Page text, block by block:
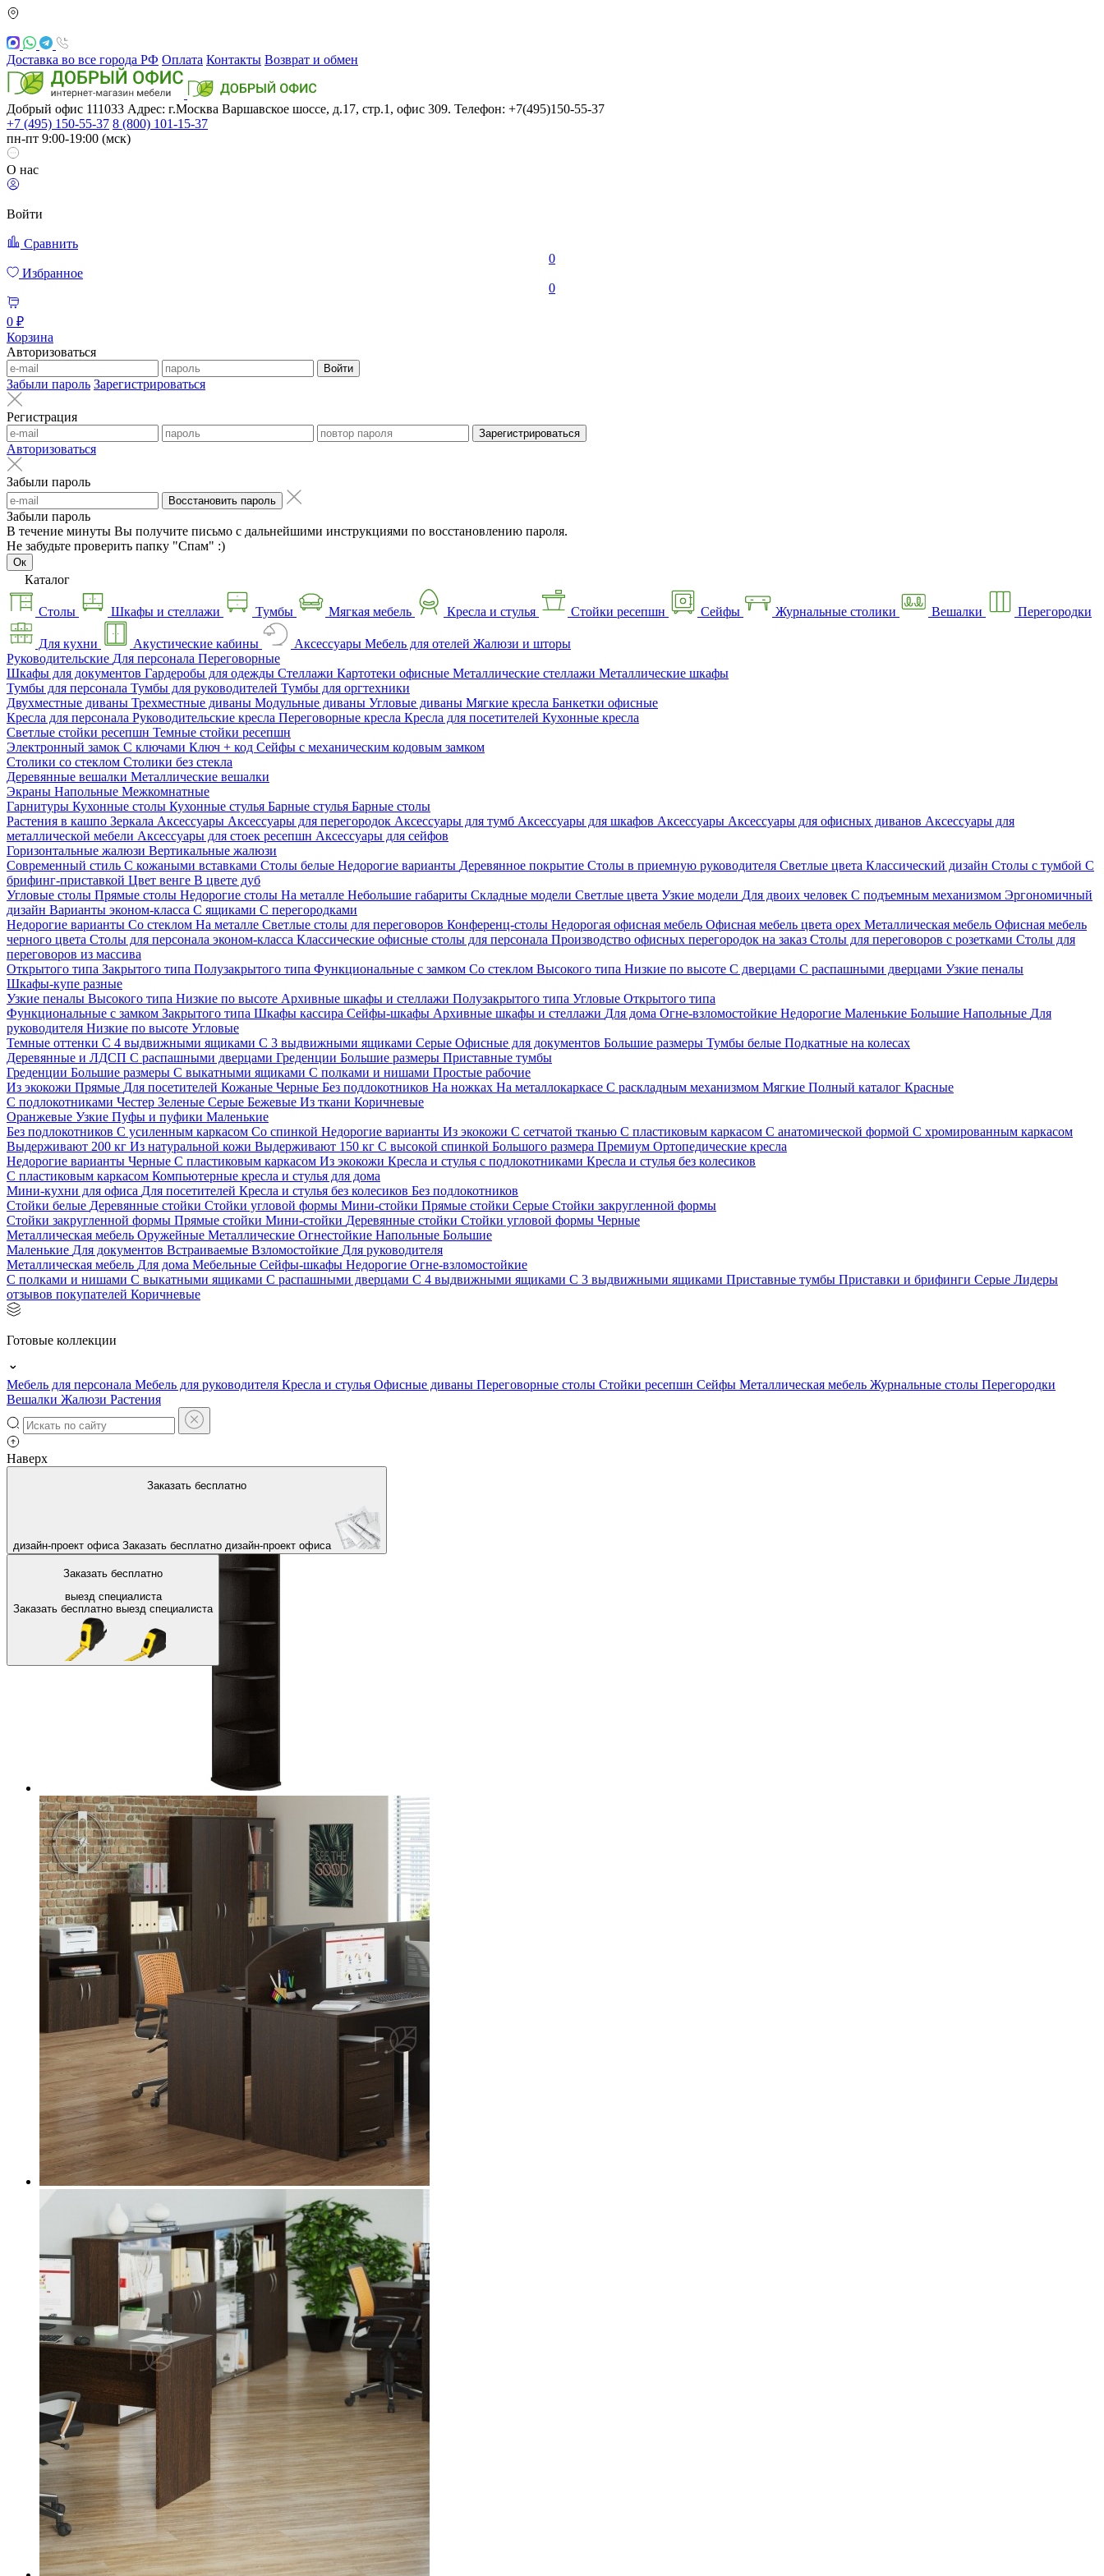
Доставка во все города РФ Оплата Контакты Возврат и обмен
Добрый офис 111033 Адрес: г.Москва Варшавское шоссе, д.17, стр.1, офис 309. Телефон: +7(495)150-55-37
+7 (495) 150-55-37 8 (800) 101-15-37
пн-пт 9:00-19:00 (мск)
О нас
Войти
Сравнить
0
Избранное
0
0 ₽
Корзина
Авторизоваться
Войти
Забыли пароль Зарегистрироваться
Регистрация
Зарегистрироваться
Авторизоваться
Забыли пароль
Восстановить пароль
Забыли пароль
В течение минуты Вы получите письмо с дальнейшими инструкциями по восстановлению пароля.
Не забудьте проверить папку "Спам" :)
Ок
Каталог
Столы Шкафы и стеллажи Тумбы Мягкая мебель Кресла и стулья Стойки ресепшн Сейфы Журнальные столики Вешалки Перегородки
Для кухни Акустические кабины Аксессуары Мебель для отелей Жалюзи и шторы
Руководительские Для персонала Переговорные
Шкафы для документов Гардеробы для одежды Стеллажи Картотеки офисные Металлические стеллажи Металлические шкафы
Тумбы для персонала Тумбы для руководителей Тумбы для оргтехники
Двухместные диваны Трехместные диваны Модульные диваны Угловые диваны Мягкие кресла Банкетки офисные
Кресла для персонала Руководительские кресла Переговорные кресла Кресла для посетителей Кухонные кресла
Светлые стойки ресепшн Темные стойки ресепшн
Электронный замок С ключами Ключ + код Сейфы с механическим кодовым замком
Столики со стеклом Столики без стекла
Деревянные вешалки Металлические вешалки
Экраны Напольные Межкомнатные
Гарнитуры Кухонные столы Кухонные стулья Барные стулья Барные столы
Растения в кашпо Зеркала Аксессуары Аксессуары для перегородок Аксессуары для тумб Аксессуары для шкафов Аксессуары Аксессуары для офисных диванов Аксессуары для
металлической мебели Аксессуары для стоек ресепшн Аксессуары для сейфов
Горизонтальные жалюзи Вертикальные жалюзи
Современный стиль С кожаными вставками Столы белые Недорогие варианты Деревянное покрытие Столы в приемную руководителя Светлые цвета Классический дизайн Столы с тумбой С
брифинг-приставкой Цвет венге В цвете дуб
Угловые столы Прямые столы Недорогие столы На металле Небольшие габариты Складные модели Светлые цвета Узкие модели Для двоих человек С подъемным механизмом Эргономичный
дизайн Варианты эконом-класса С ящиками С перегородками
Недорогие варианты Со стеклом На металле Светлые столы для переговоров Конференц-столы Недорогая офисная мебель Офисная мебель цвета орех Металлическая мебель Офисная мебель
черного цвета Столы для персонала эконом-класса Классические офисные столы для персонала Производство офисных перегородок на заказ Столы для переговоров с розетками Столы для
переговоров из массива
Открытого типа Закрытого типа Полузакрытого типа Функциональные с замком Со стеклом Высокого типа Низкие по высоте С дверцами С распашными дверцами Узкие пеналы
Шкафы-купе разные
Узкие пеналы Высокого типа Низкие по высоте Архивные шкафы и стеллажи Полузакрытого типа Угловые Открытого типа
Функциональные с замком Закрытого типа Шкафы кассира Сейфы-шкафы Архивные шкафы и стеллажи Для дома Огне-взломостойкие Недорогие Маленькие Большие Напольные Для
руководителя Низкие по высоте Угловые
Темные оттенки С 4 выдвижными ящиками С 3 выдвижными ящиками Серые Офисные для документов Большие размеры Тумбы белые Подкатные на колесах
Деревянные и ЛДСП С распашными дверцами Греденции Большие размеры Приставные тумбы
Греденции Большие размеры С выкатными ящиками С полками и нишами Простые рабочие
Из экокожи Прямые Для посетителей Кожаные Черные Без подлокотников На ножках На металлокаркасе С раскладным механизмом Мягкие Полный каталог Красные
С подлокотниками Честер Зеленые Серые Бежевые Из ткани Коричневые
Оранжевые Узкие Пуфы и пуфики Маленькие
Без подлокотников С усиленным каркасом Со спинкой Недорогие варианты Из экокожи С сетчатой тканью С пластиковым каркасом С анатомической формой С хромированным каркасом
Выдерживают 200 кг Из натуральной кожи Выдерживают 150 кг С высокой спинкой Большого размера Премиум Ортопедические кресла
Недорогие варианты Черные С пластиковым каркасом Из экокожи Кресла и стулья с подлокотниками Кресла и стулья без колесиков
С пластиковым каркасом Компьютерные кресла и стулья для дома
Мини-кухни для офиса Для посетителей Кресла и стулья без колесиков Без подлокотников
Стойки белые Деревянные стойки Стойки угловой формы Мини-стойки Прямые стойки Серые Стойки закругленной формы
Стойки закругленной формы Прямые стойки Мини-стойки Деревянные стойки Стойки угловой формы Черные
Металлическая мебель Оружейные Металлические Огнестойкие Напольные Большие
Маленькие Для документов Встраиваемые Взломостойкие Для руководителя
Металлическая мебель Для дома Мебельные Сейфы-шкафы Недорогие Огне-взломостойкие
С полками и нишами С выкатными ящиками С распашными дверцами С 4 выдвижными ящиками С 3 выдвижными ящиками Приставные тумбы Приставки и брифинги Серые Лидеры
отзывов покупателей Коричневые
Готовые коллекции
Мебель для персонала Мебель для руководителя Кресла и стулья Офисные диваны Переговорные столы Стойки ресепшн Сейфы Металлическая мебель Журнальные столы Перегородки
Вешалки Жалюзи Растения
Наверх
Заказать бесплатно
дизайн-проект офиса Заказать бесплатно дизайн-проект офиса
Заказать бесплатно
выезд специалиста
Заказать бесплатно выезд специалиста
На главную